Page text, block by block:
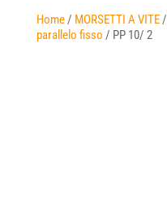
Home/ MORSETTI A VITE/
parallelo fisso / PP 10/ 2